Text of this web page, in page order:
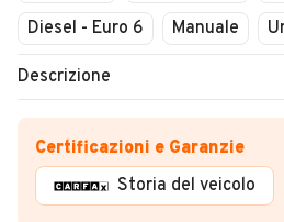
Diesel - Euro 6
Manuale
Descrizione
Certificazioni e Garanzie
Storia del veicolo